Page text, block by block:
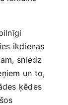
‌ikdienas⁤
⁤sniedz
un to,
ķēdes